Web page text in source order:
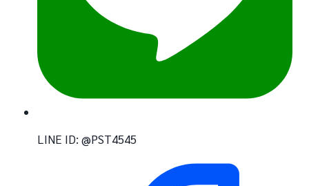
LINE ID: @PST4545